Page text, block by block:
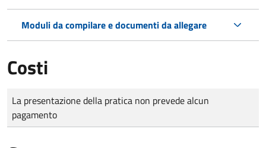
Moduli da compilare e documenti da allegare
Costi
Tipo di pagamento
Importo
La presentazione della pratica non prevede alcun
pagamento